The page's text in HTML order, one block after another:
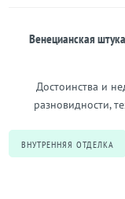
Венецианская
Достоинства и
разновидности,
ВНУТРЕННЯЯ ОТДЕЛКА